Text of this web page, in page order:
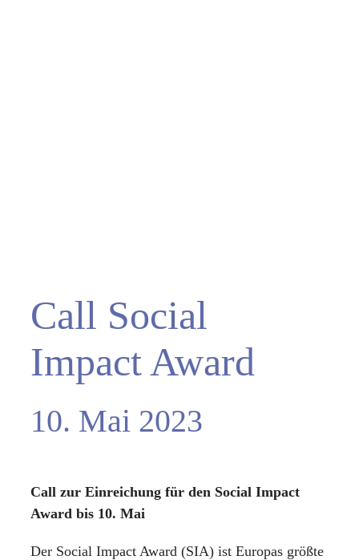
Call Social
Impact Award
10. Mai 2023
Call zur Einreichung für den Social Impact
Award bis 10. Mai
Der Social Impact Award (SIA) ist Europas größte